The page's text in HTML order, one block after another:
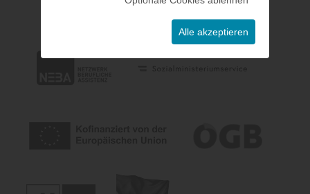
Alle akzeptieren